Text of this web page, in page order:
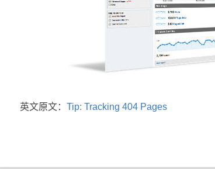
英文原文： Tip: Tracking 404 Pages